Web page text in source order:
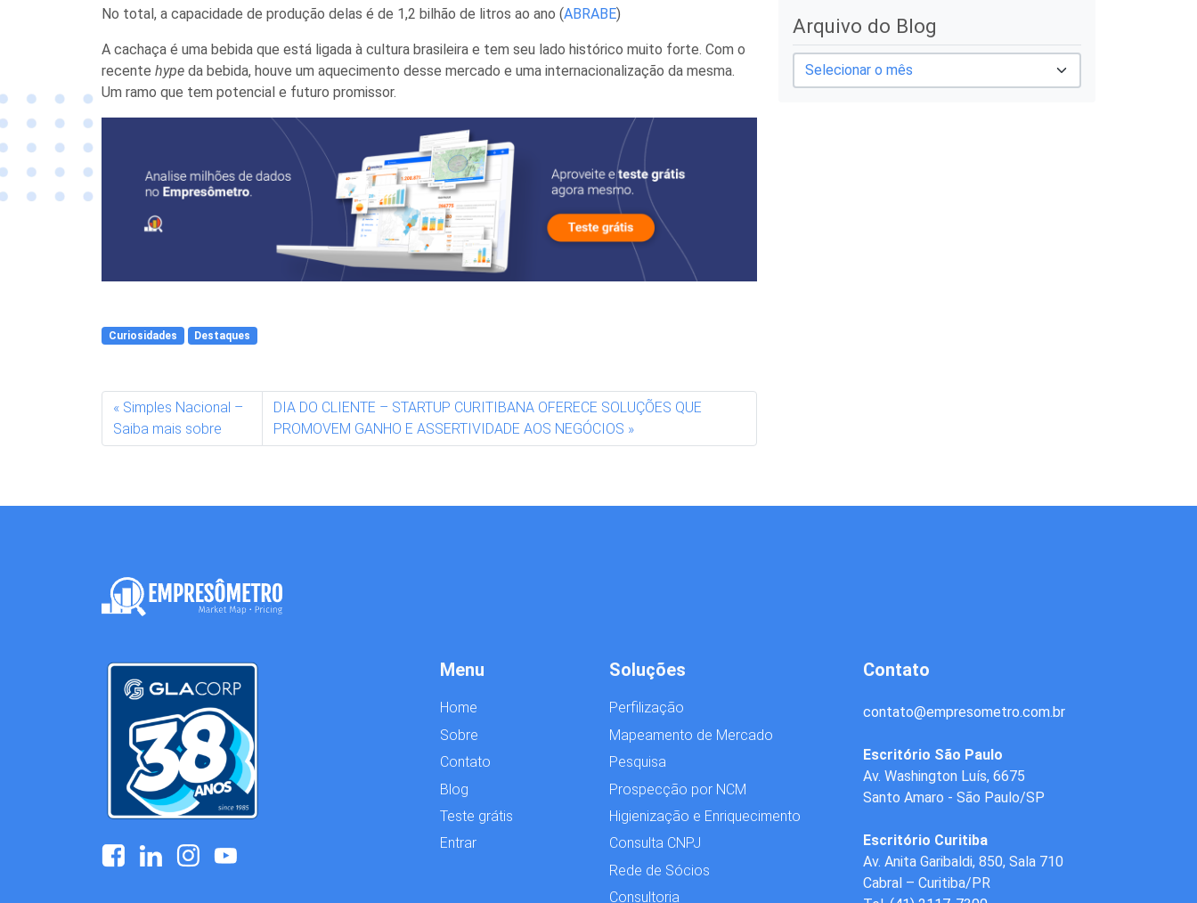
No total, a capacidade de produção delas é de 1,2 bilhão de litros ao ano (ABRABE)
A cachaça é uma bebida que está ligada à cultura brasileira e tem seu lado histórico muito forte. Com o
recente hype da bebida, houve um aquecimento desse mercado e uma internacionalização da mesma.
Um ramo que tem potencial e futuro promissor.
Curiosidades Destaques
Simples Nacional –
Saiba mais sobre
DIA DO CLIENTE – STARTUP CURITIBANA OFERECE SOLUÇÕES QUE
PROMOVEM GANHO E ASSERTIVIDADE AOS NEGÓCIOS
Arquivo do Blog
A
r
q
Menu
Home
Sobre
Contato
Blog
Teste grátis
Entrar
Soluções
Perfilização
Mapeamento de Mercado
Pesquisa
Prospecção por NCM
Higienização e Enriquecimento
Consulta CNPJ
Rede de Sócios
Consultoria
Contato
contato@empresometro.com.br
Escritório São Paulo
Av. Washington Luís, 6675
Santo Amaro - São Paulo/SP
Escritório Curitiba
Av. Anita Garibaldi, 850, Sala 710
Cabral – Curitiba/PR